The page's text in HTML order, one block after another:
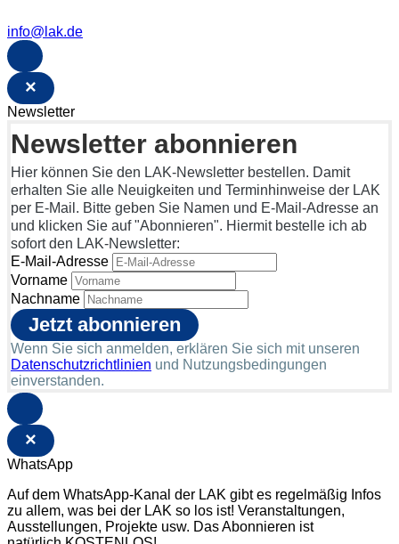
info@lak.de
×
Newsletter
Newsletter abonnieren
Hier können Sie den LAK-Newsletter bestellen. Damit
erhalten Sie alle Neuigkeiten und Terminhinweise der LAK
per E-Mail. Bitte geben Sie Namen und E-Mail-Adresse an
und klicken Sie auf "Abonnieren". Hiermit bestelle ich ab
sofort den LAK-Newsletter:
E-Mail-Adresse
Vorname
Nachname
Wenn Sie sich anmelden, erklären Sie sich mit unseren
Datenschutzrichtlinien und Nutzungsbedingungen
einverstanden.
×
WhatsApp
Auf dem WhatsApp-Kanal der LAK gibt es regelmäßig Infos
zu allem, was bei der LAK so los ist! Veranstaltungen,
Ausstellungen, Projekte usw. Das Abonnieren ist